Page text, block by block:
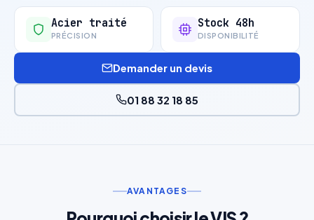
Acier traité
PRÉCISION
Stock 48h
DISPONIBILITÉ
Demander un devis
01 88 32 18 85
AVANTAGES